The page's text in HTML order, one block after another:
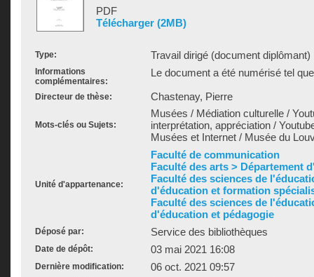
PDF
Télécharger (2MB)
Type: Travail dirigé (document diplômant)
Informations
complémentaires:
Le document a été numérisé tel
Directeur de thèse: Chastenay, Pierre
Mots-clés ou Sujets:
Musées / Médiation culturelle /
interprétation, appréciation /
Musées et Internet / Musée du
Unité d'appartenance:
Faculté de communication
Faculté des arts > Département
Faculté des sciences de
d'éducation et formation
Faculté des sciences de
d'éducation et pédagogie
Déposé par: Service des bibliothèques
Date de dépôt: 03 mai 2021 16:08
Dernière modification: 06 oct. 2021 09:57